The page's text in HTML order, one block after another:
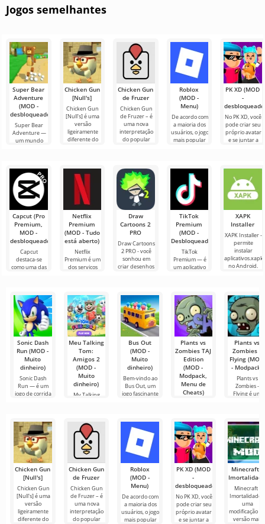
Jogos semelhantes
Super Bear
Adventure
(MOD -
desbloqueado)
Super Bear
Adventure —
um mundo
encontrarão
aventuras 3D
Chicken Gun
[Null's]
Chicken Gun
[Null's] é uma
versão
ligeiramente
diferente do
Chicken Gun
de Fruzer
Chicken Gun
de Fruzer – é
uma nova
interpretação
do popular
Roblox
(MOD -
Menu)
De acordo com
a maioria dos
usuários, o jogo
mais popular
PK XD (MOD
-
No PK XD, você
pode criar seu
próprio avatar
e se juntar a
Capcut (Pro
Premium,
MOD -
desbloqueado)
Capcut
destaca-se
como uma das
para edição de
vídeo,
garantindo um
Netflix
Premium
(MOD - Tudo
está aberto)
Netflix
Premium é um
dos serviços
programas de
TV em
Draw
Cartoons 2
PRO
Draw Cartoons
2 PRO - você
sonhou em
criar desenhos
até
TikTok
Premium
(MOD -
Desbloqueado)
TikTok
Premium — é
um aplicativo
outros
usuários ou
encontrar
XAPK
Installer
XAPK Installer -
permite
instalar
aplicativos.xapk
no Android.
Sonic Dash
Run (MOD -
Muito
dinheiro)
Sonic Dash
Run — é um
jogo de corrida
Meu Talking
Tom:
Amigos 2
(MOD -
Muito
dinheiro)
My Talking
Bus Out
(MOD -
Muito
dinheiro)
Bem-vindo ao
Bus Out, um
jogo fascinante
Plants vs
Zombies TAJ
Edition
(MOD -
Modpack,
Menu de
Cheats)
versão
Plants vs
Zombies -
Flying (MOD
- Modpack)
Plants vs
Zombies -
Flying é um
Chicken Gun
[Null's]
Chicken Gun
[Null's] é uma
versão
ligeiramente
diferente do
Chicken Gun
de Fruzer
Chicken Gun
de Fruzer – é
uma nova
interpretação
do popular
Roblox
(MOD -
Menu)
De acordo com
a maioria dos
usuários, o jogo
mais popular
PK XD (MOD
-
desbloqueado)
No PK XD, você
pode criar seu
próprio avatar
e se juntar a
Minecraft -
Imortalidade
Minecraft -
Imortalidade é
uma
modificação
versão mais